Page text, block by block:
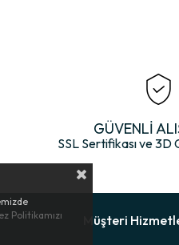
GÜVENLİ
SSL Sertifikası ve 3D
Müşteri
Politikamızı